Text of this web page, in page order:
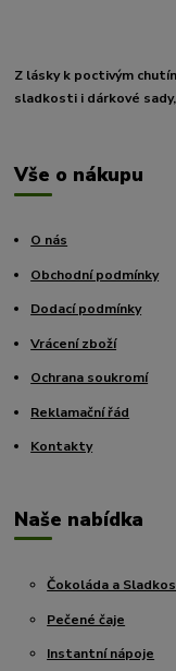
Z lásky k poctivým
sladkosti i dárkové
Vše o nákupu
O nás
Obchodní podmínky
Dodací podmínky
Vrácení zboží
Ochrana soukromí
Reklamační řád
Kontakty
Naše nabídka
Čokoláda a
Pečené čaje
Instantní nápoje